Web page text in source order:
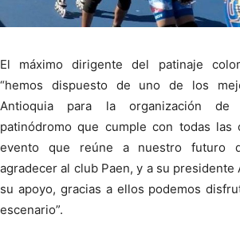
El máximo dirigente del patinaje
“hemos dispuesto de uno de los
Antioquia para la organización
patinódromo que cumple con todas las
evento que reúne a nuestro futuro
agradecer al club Paen, y a su presidente
su apoyo, gracias a ellos podemos
escenario”.